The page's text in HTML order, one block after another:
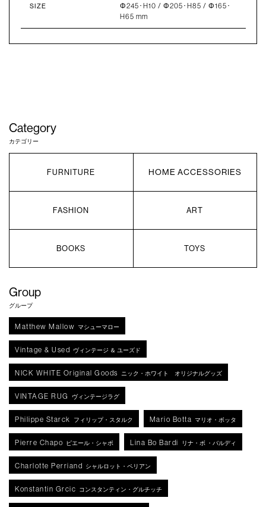
SIZE
Φ245･H10 / Φ205･H85 / Φ165･
H65 mm
Category
カテゴリー
FURNITURE HOME ACCESSORIES
FASHION ART
BOOKS TOYS
Group
グループ
Matthew Mallow マシューマロー
Vintage & Used ヴィンテージ ＆ ユーズド
NICK WHITE Original Goods ニック・ホワイト オリジナルグッズ
VINTAGE RUG ヴィンテージラグ
Philippe Starck フィリップ・スタルク Mario Botta マリオ・ボッタ
Pierre Chapo ピエール・シャポ Lina Bo Bardi リナ・ボ ・バルディ
Charlotte Perriand シャルロット・ペリアン
Konstantin Grcic コンスタンティン・グルチッチ